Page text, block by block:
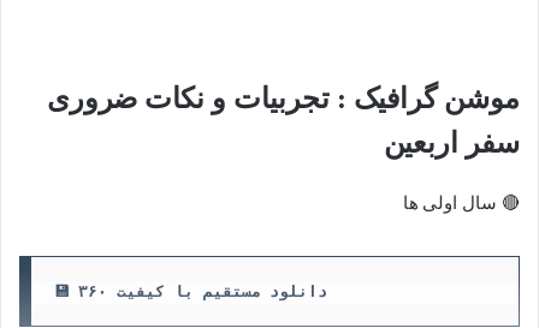
موشن گرافیک : تجربیات و نکات ضروری
سفر اربعین
🔴 سال اولی ها
💾 دانلود مستقیم با کیفیت ۳۶۰